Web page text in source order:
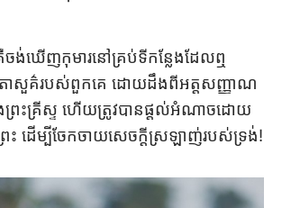
ង់ឃើញកុមារនៅគ្រប់ទីកន្លែងដែលឮ
តាសួគ៌របស់ពួកគេ ដោយដឹងពីអត្តសញ្ញាណ
ព្រះគ្រីស្ទ ហើយត្រូវបានផ្តល់អំណាចដោយ
ះ ដើម្បីចែកចាយសេចក្តីស្រឡាញ់របស់ទ្រង់!